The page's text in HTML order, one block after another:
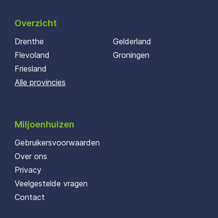
Overzicht
Drenthe
Flevoland
Friesland
Gelderland
Groningen
Alle provincies
Miljoenhuizen
Gebruikersvoorwaarden
Over ons
Privacy
Veelgestelde vragen
Contact